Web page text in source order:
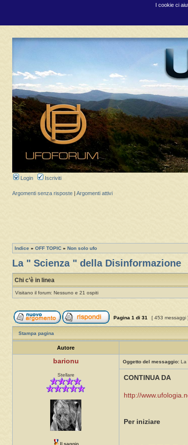
I cookie ci
Login Iscriviti
Argomenti senza risposte Argomenti attivi
Indice » OFF TOPIC » Non solo ufo
La " Scienza " della Disinformazione
Chi c’è in linea
Visitano il forum: Nessuno e 21 ospiti
Pagina 1 di 31 [ 453 messaggi ]
Stampa pagina
Autore
barionu
Stellare
Oggetto del messaggio: La
CONTINUA DA
http://
Per iniziare